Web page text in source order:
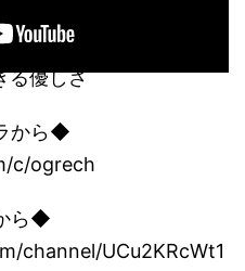
る優しさ
から◆
c/ogrech
ら◆
channel/UCu2KRcWt1